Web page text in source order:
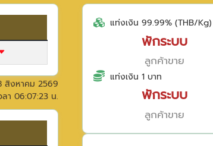
สิงหาคม 2569
ลา 06:07:23 น.
แท่งเงิน 99.99% (THB/Kg)
พักระบบ
ลูกค้าขาย
แท่งเงิน 1 บาท
พักระบบ
ลูกค้าขาย